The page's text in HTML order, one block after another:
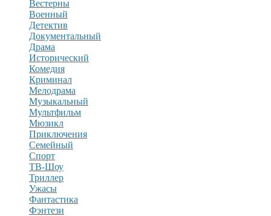
Вестерны
Военный
Детектив
Документальный
Драма
Исторический
Комедия
Криминал
Мелодрама
Музыкальный
Мультфильм
Мюзикл
Приключения
Семейный
Спорт
ТВ-Шоу
Триллер
Ужасы
Фантастика
Фэнтези